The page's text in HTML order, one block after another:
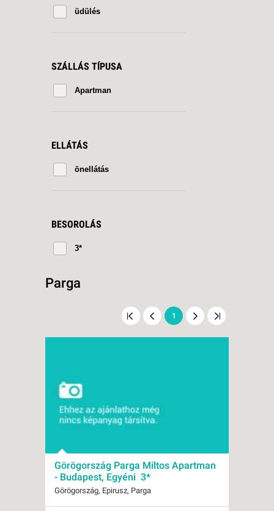
üdülés
SZÁLLÁS TÍPUSA
Apartman
ELLÁTÁS
önellátás
BESOROLÁS
3*
Parga
1
Görögország Parga Miltos Apartman
- Budapest, Egyéni 3*
Görögország, Epirusz, Parga